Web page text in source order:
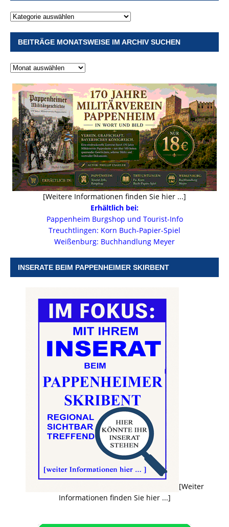
BEITRÄGE MONATSWEISE IM ARCHIV SUCHEN
[Weitere Informationen finden Sie hier ...]
Erhältlich bei:
Pappenheim Burgshop und Tourist-Info
Treuchtlingen: Korn Buch-Papier-Spiel
Weißenburg: Buchhandlung Meyer
INSERATE BEIM PAPPENHEIMER SKIRBENT
[Weiter
Informationen finden Sie hier ...]